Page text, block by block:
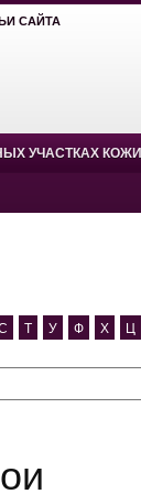
САЙТА
УЧАСТКАХ КОЖИ
Т У Ф Х Ц